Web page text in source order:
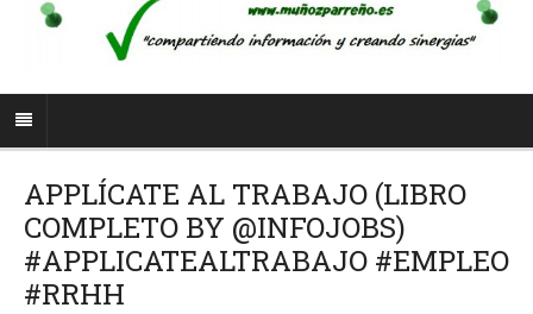
APPLÍCATE AL TRABAJO (LIBRO
COMPLETO BY @INFOJOBS)
#APPLICATEALTRABAJO #EMPLEO
#RRHH